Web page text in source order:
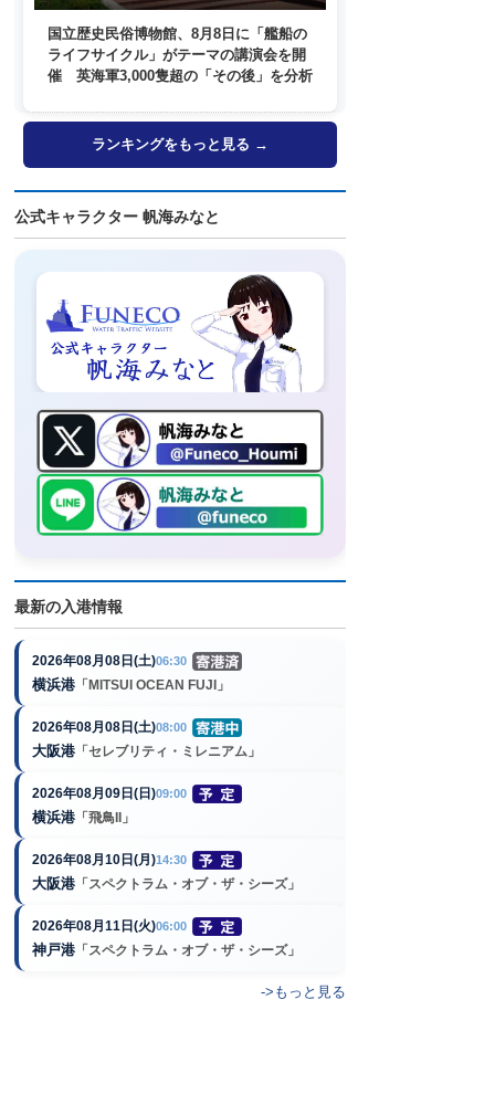
国立歴史民俗博物館、8月8日に「艦船の
ライフサイクル」がテーマの講演会を開
催 英海軍3,000隻超の「その後」を分析
ランキングをもっと見る →
公式キャラクター 帆海みなと
最新の入港情報
2026年08月08日(土)06:30
横浜港 「MITSUI OCEAN FUJI」
2026年08月08日(土)08:00
大阪港 「セレブリティ・ミレニアム」
2026年08月09日(日)09:00
横浜港 「飛鳥II」
2026年08月10日(月)14:30
大阪港 「スペクトラム・オブ・ザ・シーズ」
2026年08月11日(火)06:00
神戸港 「スペクトラム・オブ・ザ・シーズ」
->もっと見る